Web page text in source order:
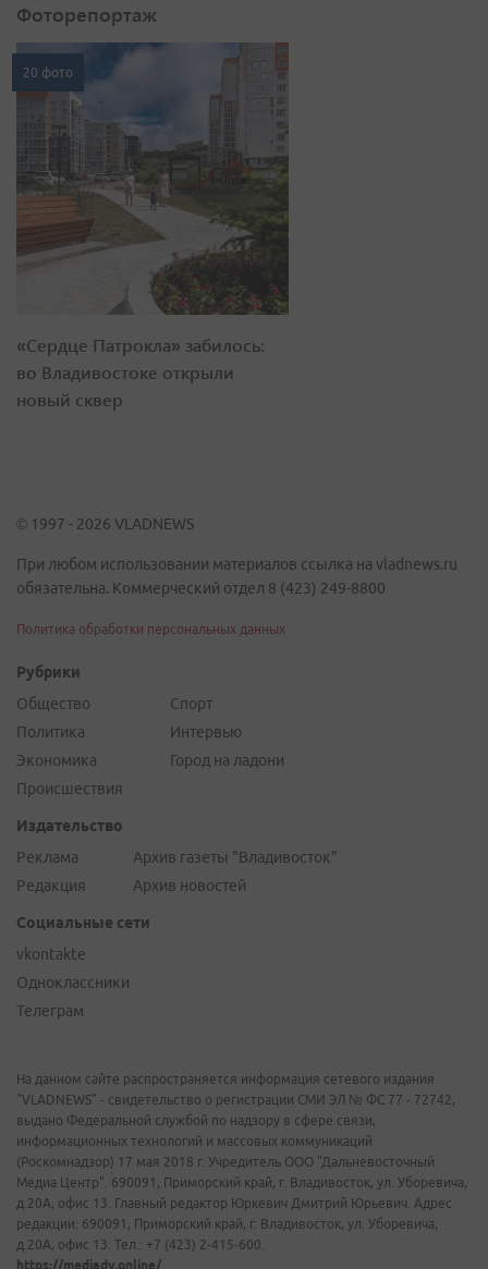
Фоторепортаж
20 фото
«Сердце Патрокла» забилось:
во Владивостоке открыли
новый сквер
© 1997 - 2026 VLADNEWS
При любом использовании материалов ссылка на vladnews.ru
обязательна. Коммерческий отдел 8 (423) 249-8800
Политика обработки персональных данных
Рубрики
Общество
Политика
Экономика
Происшествия
Спорт
Интервью
Город на ладони
Издательство
Реклама
Редакция
Архив газеты "Владивосток"
Архив новостей
Социальные сети
vkontakte
Одноклассники
Телеграм
На данном сайте распространяется информация сетевого издания
"VLADNEWS" - свидетельство о регистрации СМИ ЭЛ № ФС 77 - 72742,
выдано Федеральной службой по надзору в сфере связи,
информационных технологий и массовых коммуникаций
(Роскомнадзор) 17 мая 2018 г. Учредитель ООО "Дальневосточный
Медиа Центр". 690091, Приморский край, г. Владивосток, ул. Уборевича,
д.20А, офис 13. Главный редактор Юркевич Дмитрий Юрьевич. Адрес
редакции: 690091, Приморский край, г. Владивосток, ул. Уборевича,
д.20А, офис 13. Тел.: +7 (423) 2-415-600.
https://mediadv.online/